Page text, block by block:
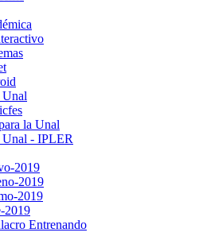
Unal
la Unal
Unal - IPLER
2019
2019
2019
2019
Entrenando